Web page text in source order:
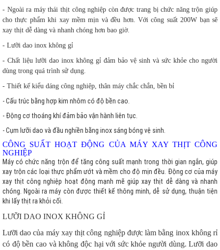
- Ngoài ra máy thái thịt công nghiệp còn được trang bị chức năng trộn giúp
cho thực phẩm khi xay mềm mịn và đều hơn. Với công suất 200W bạn sẽ
xay thịt dễ dàng và nhanh chóng hơn bao giờ.
- Lưỡi dao inox không gỉ
- Chất liệu lưỡi dao inox không gỉ đảm bảo vệ sinh và sức khỏe cho người
dùng trong quá trình sử dụng.
- Thiết kế kiểu dáng công nghiệp, thân máy chắc chắn, bền bỉ
- Cấu trúc bằng hợp kim nhôm có độ bền cao.
- Động cơ thoáng khí đảm bảo vận hành liên tục.
- Cụm lưỡi dao và đầu nghiền bằng inox sáng bóng vệ sinh.
CÔNG SUẤT HOẠT ĐỘNG CỦA MÁY XAY THỊT CÔNG
NGHIỆP
Máy có chức năng trộn để tăng công suất mạnh trong thời gian ngắn, giúp
xay trộn các loại thực phẩm ướt và mềm cho độ mịn đều. Động cơ của máy
xay thịt công nghiệp hoạt động mạnh mẽ giúp xay thịt dễ dàng và nhanh
chóng. Ngoài ra máy còn được thiết kế thông minh, dễ sử dụng, thuận tiện
khi lấy thịt ra khỏi cối.
LƯỠI DAO INOX KHÔNG GỈ
Lưỡi dao của máy xay thịt công nghiệp được làm bằng inox không rỉ
có độ bền cao và không độc hại với sức khỏe người dùng. Lưỡi dao